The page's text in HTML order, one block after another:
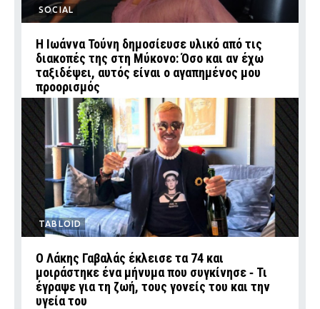
SOCIAL
Η Ιωάννα Τούνη δημοσίευσε υλικό από τις
διακοπές της στη Μύκονο: Όσο και αν έχω
ταξιδέψει, αυτός είναι ο αγαπημένος μου
προορισμός
TABLOID
Ο Λάκης Γαβαλάς έκλεισε τα 74 και
μοιράστηκε ένα μήνυμα που συγκίνησε ‑ Τι
έγραψε για τη ζωή, τους γονείς του και την
υγεία του